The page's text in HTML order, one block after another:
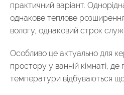
практичний варіант.
однакове теплове
вологу, однаковий строк
Особливо це актуально для
простору у ванній кімнаті, де
температури відбуваються